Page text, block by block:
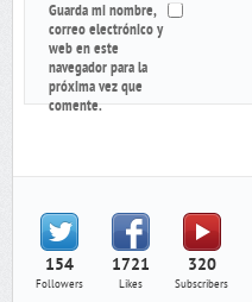
Guarda mi nombre,
correo electrónico y
web en este
navegador para la
próxima vez que
comente.
154
Followers
1721
Likes
320
Subscribers